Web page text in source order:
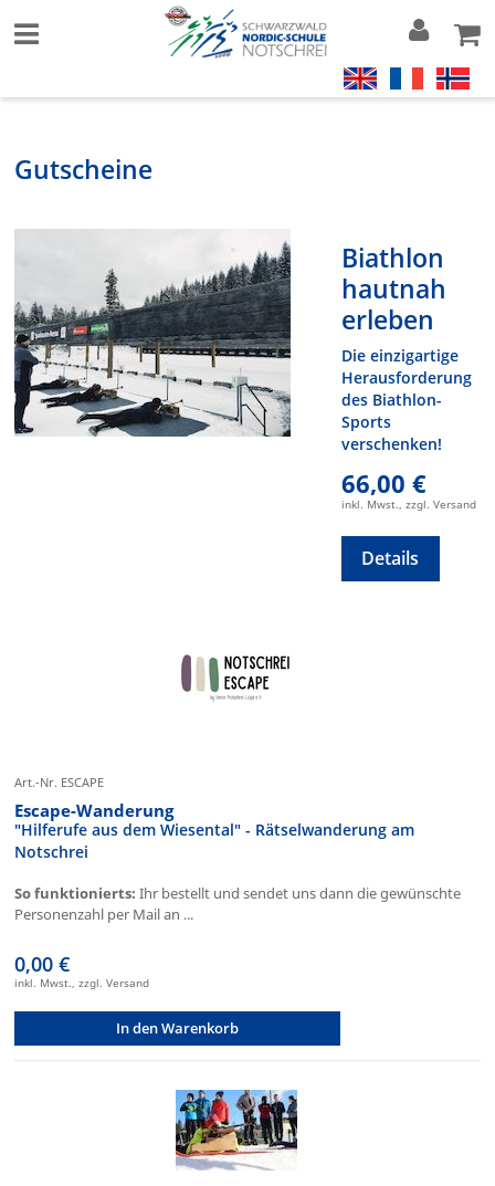
Gutscheine
Biathlon
hautnah
erleben
Die einzigartige
Herausforderung
des Biathlon-
Sports
verschenken!
66,00 €
inkl. Mwst., zzgl. Versand
Details
Art.-Nr. ESCAPE
Escape-Wanderung
"Hilferufe aus dem Wiesental" - Rätselwanderung am
Notschrei
So funktionierts: Ihr bestellt und sendet uns dann die gewünschte
Personenzahl per Mail an ...
0,00 €
inkl. Mwst., zzgl. Versand
In den Warenkorb